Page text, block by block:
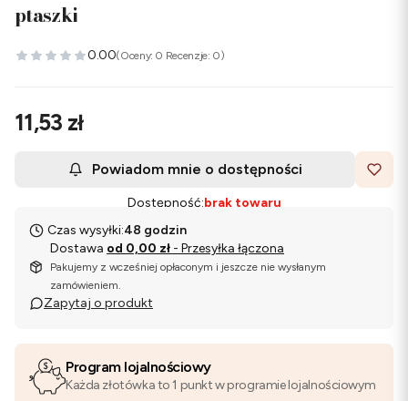
ptaszki
0.00(Oceny: 0 Recenzje: 0)
Cena
11,53 zł
Powiadom mnie o dostępności
Dostępność:brak towaru
Czas wysyłki:48 godzin
Dostawa od 0,00 zł - Przesyłka łączona
Pakujemy z wcześniej opłaconym i jeszcze nie wysłanym
zamówieniem.
Zapytaj o produkt
Program lojalnościowy
Każda złotówka to 1 punkt w programie lojalnościowym